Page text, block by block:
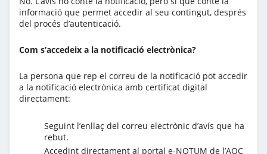
informació que permet accedir al seu contingut, després
del procés d’autenticació.
Com s’accedeix a la notificació electrònica?
La persona que rep el correu de la notificació pot accedir
a la notificació electrònica amb certificat digital
directament:
Seguint l’enllaç del correu electrònic d’avís que ha
rebut.
Accedint directament al portal e-NOTUM de l’AOC